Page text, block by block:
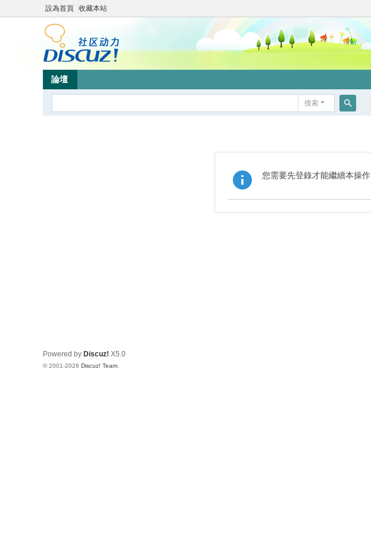
設為首頁 收藏本站
論壇
搜索
您需要先登錄才能繼續本操作
Powered by Discuz! X5.0
© 2001-2026 Discuz! Team